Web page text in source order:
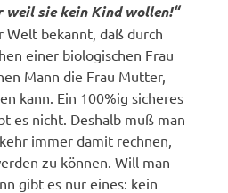
weil sie kein Kind wollen!“
Welt bekannt, daß durch
einer biologischen Frau
Mann die Frau Mutter,
kann. Ein 100%ig sicheres
es nicht. Deshalb muß man
immer damit rechnen,
zu können. Will man
gibt es nur eines: kein